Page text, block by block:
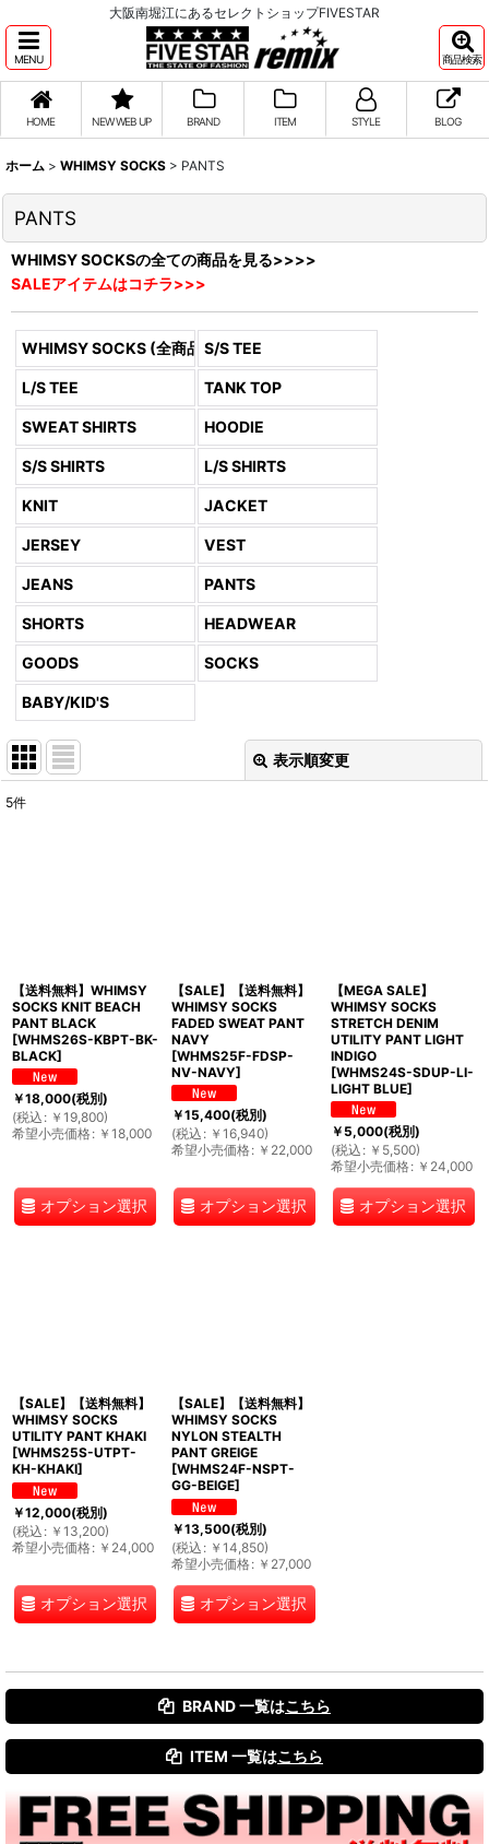
大阪南堀江にあるセレクトショップFIVESTAR
MENU 商品検索
HOME NEW WEB UP BRAND ITEM STYLE BLOG
ホーム > WHIMSY SOCKS > PANTS
PANTS
WHIMSY SOCKSの全ての商品を見る>>>>
SALEアイテムはコチラ>>>
WHIMSY SOCKS (全商品)S/S TEE
L/S TEE TANK TOP
SWEAT SHIRTS HOODIE
S/S SHIRTS L/S SHIRTS
KNIT JACKET
JERSEY VEST
JEANS PANTS
SHORTS HEADWEAR
GOODS SOCKS
BABY/KID'S
表示順変更
5件
【送料無料】WHIMSY
SOCKS KNIT BEACH
PANT BLACK
[WHMS26S-KBPT-BK-
BLACK]
￥18,000(税別)
(税込 : ￥ 19,800)
希望小売価格: ￥ 18,000
オプション選択
【SALE】【送料無料】
WHIMSY SOCKS
FADED SWEAT PANT
NAVY
[WHMS25F-FDSP-
NV-NAVY]
￥15,400(税別)
(税込 : ￥ 16,940)
希望小売価格: ￥ 22,000
オプション選択
【MEGA SALE】
WHIMSY SOCKS
STRETCH DENIM
UTILITY PANT LIGHT
INDIGO
[WHMS24S-SDUP-LI-
LIGHT BLUE]
￥5,000(税別)
(税込 : ￥ 5,500)
希望小売価格: ￥ 24,000
オプション選択
【SALE】【送料無料】
WHIMSY SOCKS
UTILITY PANT KHAKI
[WHMS25S-UTPT-
KH-KHAKI]
￥12,000(税別)
(税込 : ￥ 13,200)
希望小売価格: ￥ 24,000
オプション選択
【SALE】【送料無料】
WHIMSY SOCKS
NYLON STEALTH
PANT GREIGE
[WHMS24F-NSPT-
GG-BEIGE]
￥13,500(税別)
(税込 : ￥ 14,850)
希望小売価格: ￥ 27,000
オプション選択
BRAND 一覧はこちら
ITEM 一覧はこちら